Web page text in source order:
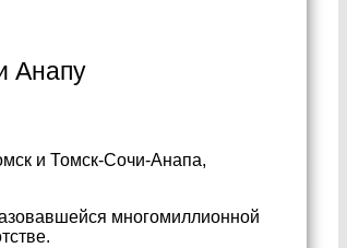
Анапу
и Томск-Сочи-Анапа,
многомиллионной